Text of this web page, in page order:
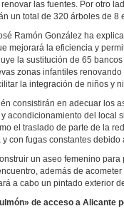
las fuentes. Por otro
un total de 320 árboles de
Ramón González ha
mejorará la eficiencia y
la sustitución de 65
zonas infantiles
la integración de niños y
consistirán en adecuar los
acondicionamiento del local
el traslado de parte de la
con fugas constantes
un aseo femenino
además de
a cabo un pintado exterior
de acceso a Alicante